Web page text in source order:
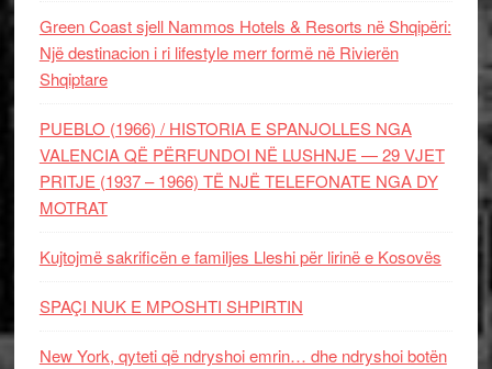
Green Coast sjell Nammos Hotels & Resorts në Shqipëri:
Një destinacion i ri lifestyle merr formë në Rivierën
Shqiptare
PUEBLO (1966) / HISTORIA E SPANJOLLES NGA
VALENCIA QË PËRFUNDOI NË LUSHNJE — 29 VJET
PRITJE (1937 – 1966) TË NJË TELEFONATE NGA DY
MOTRAT
Kujtojmë sakrificën e familjes Lleshi për lirinë e Kosovës
SPAÇI NUK E MPOSHTI SHPIRTIN
New York, qyteti që ndryshoi emrin… dhe ndryshoi botën